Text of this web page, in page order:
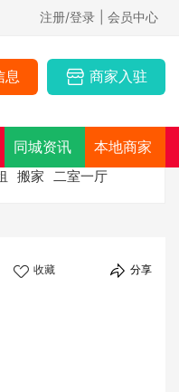
注册/登录 | 会员中心
息 商家入驻
同城资讯 本地商家
搬家 二室一厅
收藏 分享